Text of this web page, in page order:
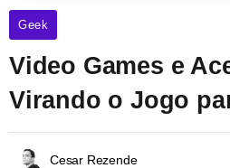
Geek
Video Games e
Virando o Jogo
Cesar Rezende